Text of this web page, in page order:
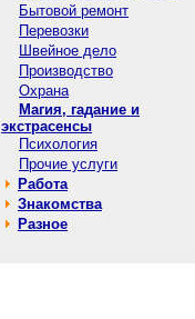
Бытовой ремонт
Перевозки
Швейное дело
Производство
Охрана
Магия, гадание и
экстрасенсы
Психология
Прочие услуги
Работа
Знакомства
Разное